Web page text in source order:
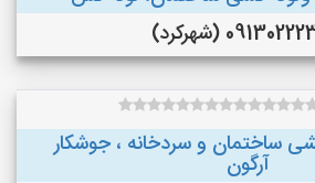
(شهرکرد)
ساختمان و سردخانه ، جوشکار
آرگون